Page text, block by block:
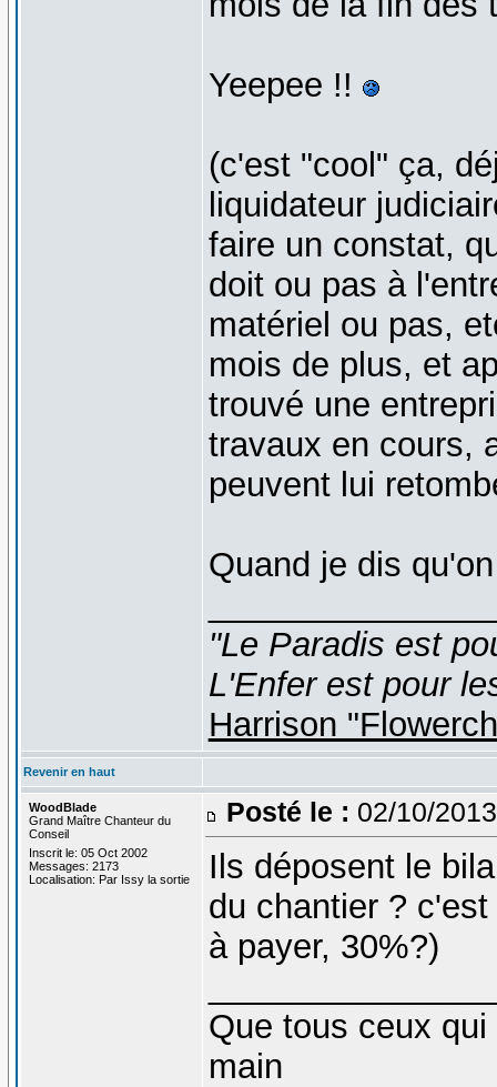
Yeepee !!
(c'est "cool" ça,
liquidateur
faire un constat,
doit ou pas à
matériel ou pas,
mois de plus, et
trouvé une
travaux en cours,
peuvent lui
Quand je dis
"Le Paradis est
L'Enfer est pour
Harrison
Revenir en haut
WoodBlade
Grand Maître Chanteur du
Conseil
Inscrit le: 05 Oct 2002
Messages: 2173
Localisation: Par Issy la sortie
Posté le : 02/10/
Ils déposent le
du chantier ?
à payer, 30%?)
Que tous ceux
main